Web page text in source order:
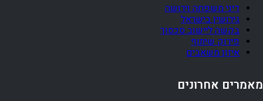
דיני משפחה וירושה
גירושין בישראל
בקשה ליישוב סכסוך
פירוק שיתוף
איזון משאבים
מאמרים אחרונים